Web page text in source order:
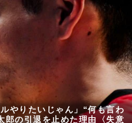
やりたいじゃん」“何も言わ
郎の引退を止めた理由〈失意